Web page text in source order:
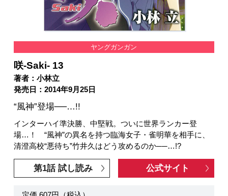
ヤングガンガン
咲-Saki- 13
著者：小林立
発売日：2014年9月25日
“風神”登場──…!!
インターハイ準決勝、中堅戦。ついに世界ランカー登
場…！ “風神”の異名を持つ臨海女子・雀明華を相手に、
清澄高校“悪待ち”竹井久はどう攻めるのか──…!?
第1話 試し読み 公式サイト